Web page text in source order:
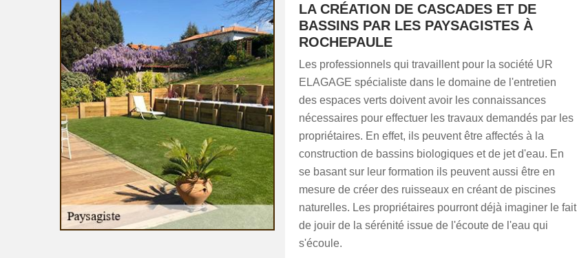
LA CRÉATION DE CASCADES ET DE
BASSINS PAR LES PAYSAGISTES À
ROCHEPAULE
Les professionnels qui travaillent pour la société UR
ELAGAGE spécialiste dans le domaine de l'entretien
des espaces verts doivent avoir les connaissances
nécessaires pour effectuer les travaux demandés par les
propriétaires. En effet, ils peuvent être affectés à la
construction de bassins biologiques et de jet d'eau. En
se basant sur leur formation ils peuvent aussi être en
mesure de créer des ruisseaux en créant de piscines
naturelles. Les propriétaires pourront déjà imaginer le fait
de jouir de la sérénité issue de l'écoute de l'eau qui
s'écoule.